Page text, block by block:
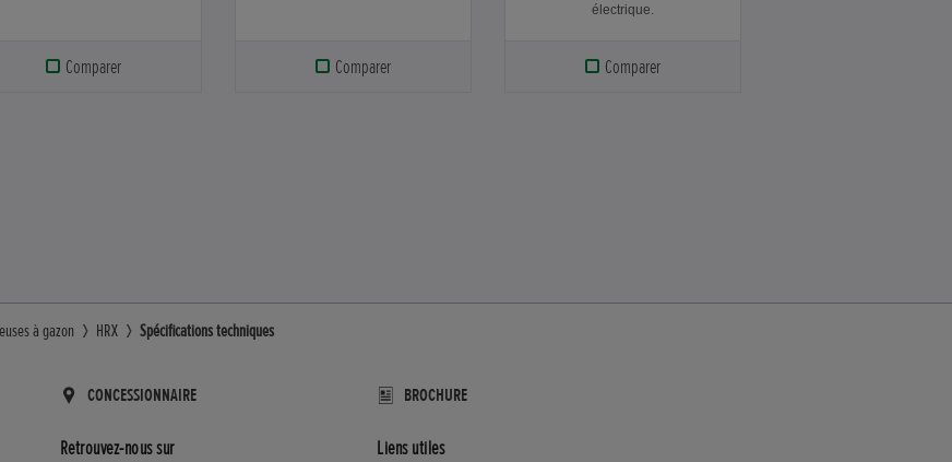
Comparer Comparer
électrique.
Comparer
à gazon HRX Spécifications techniques
CONCESSIONNAIRE BROCHURE
Retrouvez-nous sur Liens utiles